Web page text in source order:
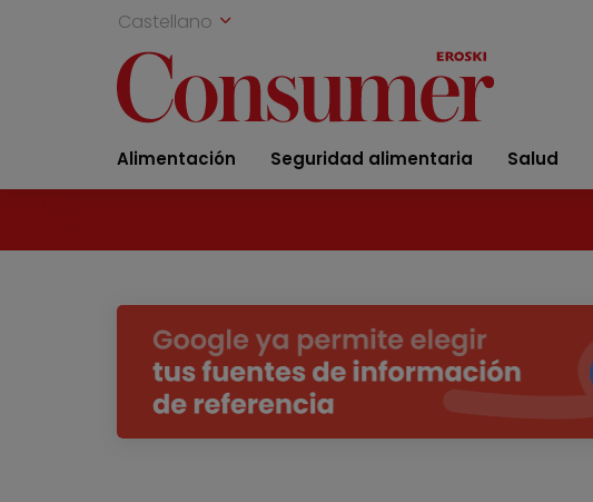
Castellano
Alimentación Seguridad alimentaria Salud